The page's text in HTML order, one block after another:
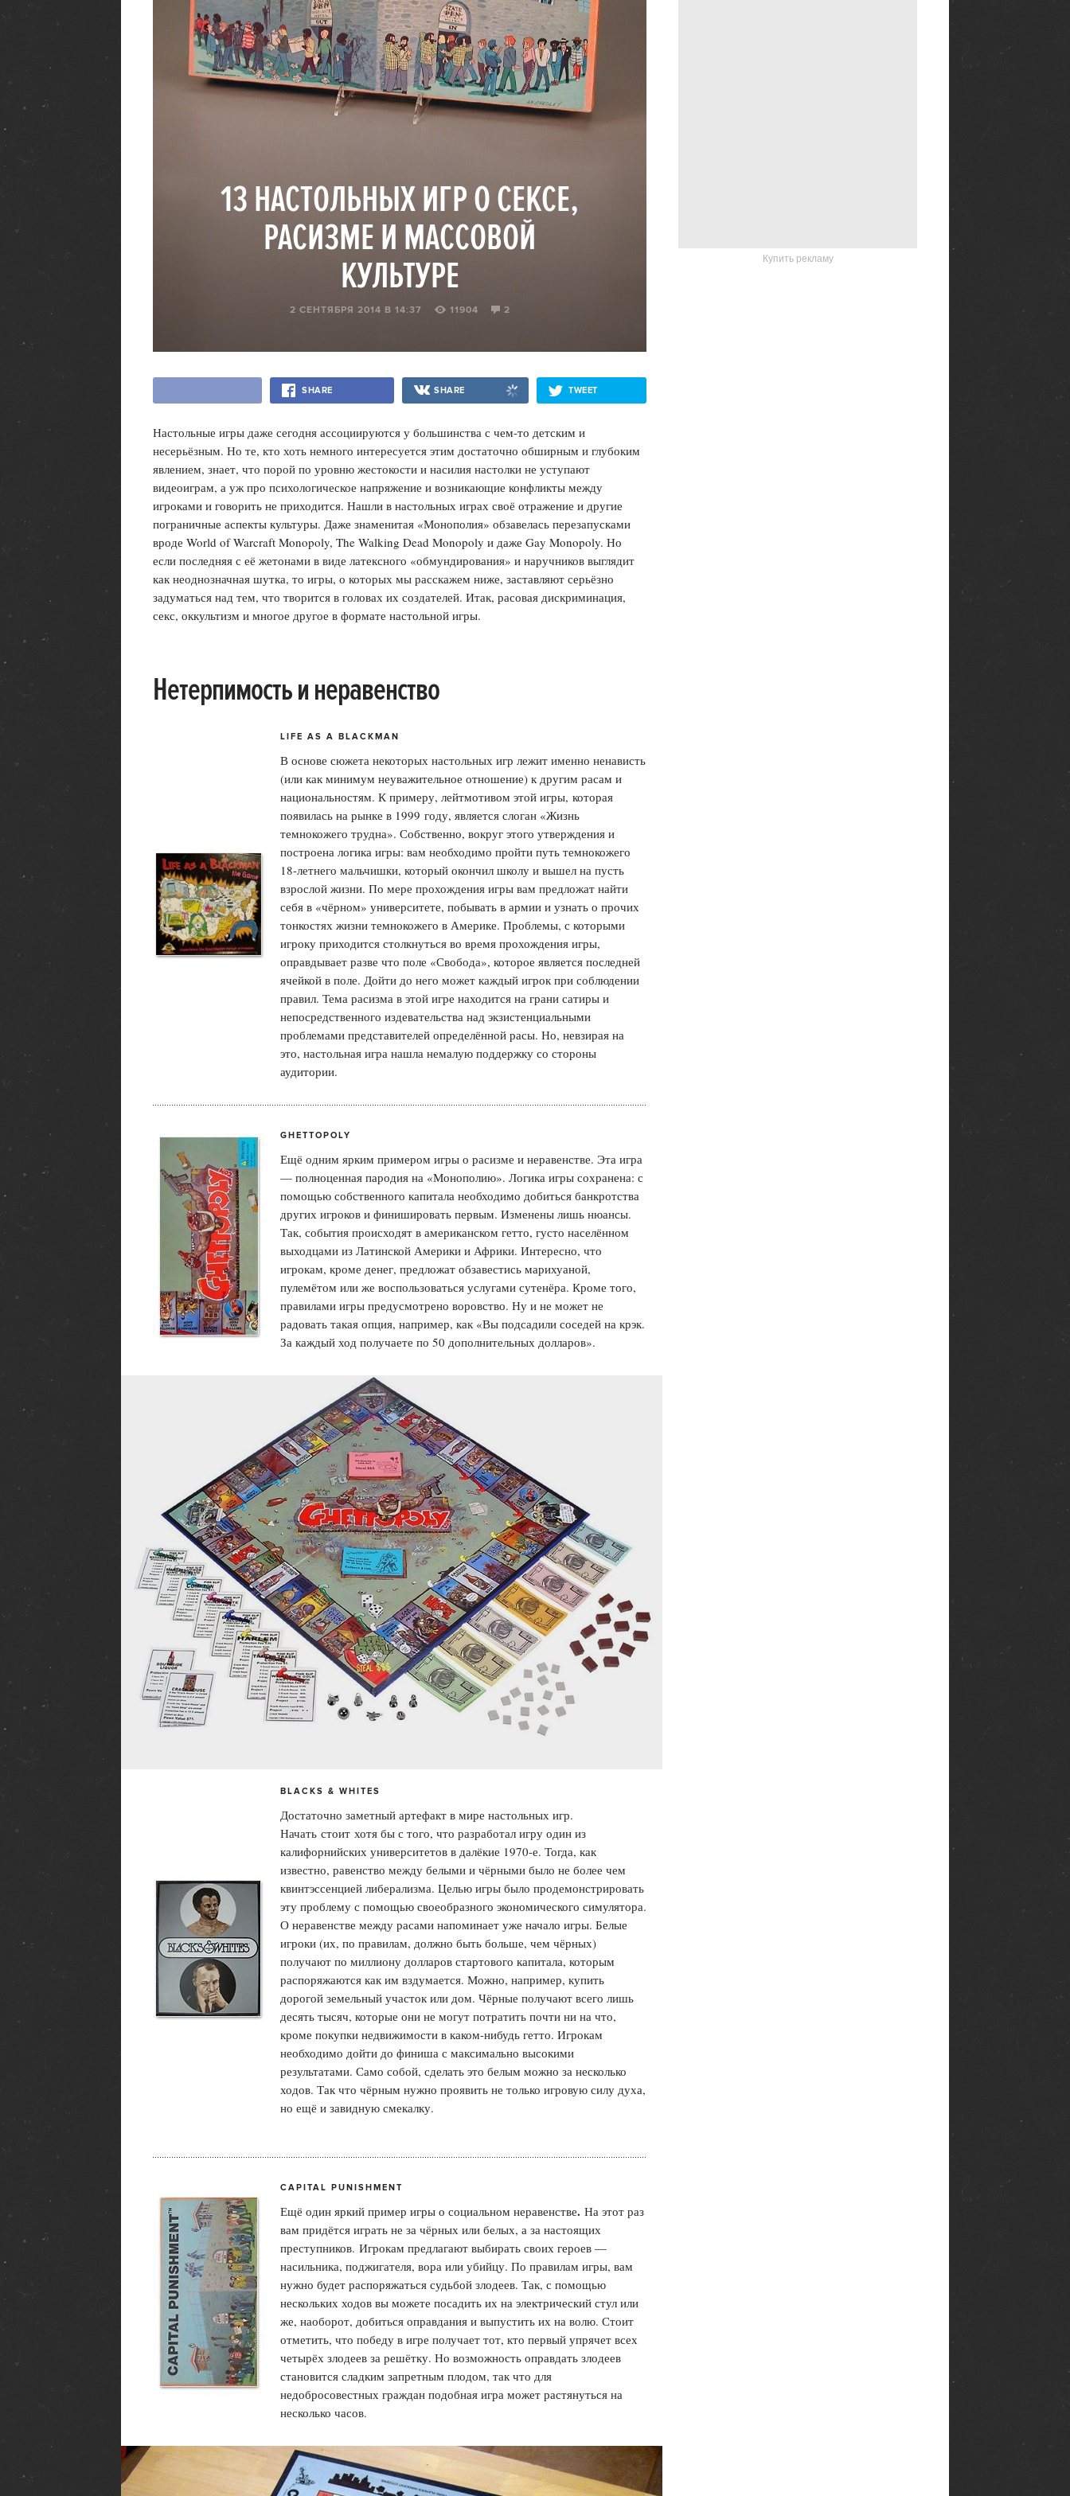
13 НАСТОЛЬНЫХ ИГР О СЕКСЕ,
РАСИЗМЕ И МАССОВОЙ
КУЛЬТУРЕ
2 СЕНТЯБРЯ 2014 В 14:37 11904 2
SHARE SHARE TWEET
Настольные игры даже сегодня ассоциируются у большинства с чем-то детским и
несерьёзным. Но те, кто хоть немного интересуется этим достаточно обширным и глубоким
явлением, знает, что порой по уровню жестокости и насилия настолки не уступают
видеоиграм, а уж про психологическое напряжение и возникающие конфликты между
игроками и говорить не приходится. Нашли в настольных играх своё отражение и другие
пограничные аспекты культуры. Даже знаменитая «Монополия» обзавелась перезапусками
вроде World of Warcraft Monopoly, The Walking Dead Monopoly и даже Gay Monopoly. Но
если последняя с её жетонами в виде латексного «обмундирования» и наручников выглядит
как неоднозначная шутка, то игры, о которых мы расскажем ниже, заставляют серьёзно
задуматься над тем, что творится в головах их создателей. Итак, расовая дискриминация,
секс, оккультизм и многое другое в формате настольной игры.
Нетерпимость и неравенство
LIFE AS A BLACKMAN
В основе сюжета некоторых настольных игр лежит именно ненависть
(или как минимум неуважительное отношение) к другим расам и
национальностям. К примеру, лейтмотивом этой игры, которая
появилась на рынке в 1999 году, является слоган «Жизнь
темнокожего трудна». Собственно, вокруг этого утверждения и
построена логика игры: вам необходимо пройти путь темнокожего
18-летнего мальчишки, который окончил школу и вышел на пусть
взрослой жизни. По мере прохождения игры вам предложат найти
себя в «чёрном» университете, побывать в армии и узнать о прочих
тонкостях жизни темнокожего в Америке. Проблемы, с которыми
игроку приходится столкнуться во время прохождения игры,
оправдывает разве что поле «Свобода», которое является последней
ячейкой в поле. Дойти до него может каждый игрок при соблюдении
правил. Тема расизма в этой игре находится на грани сатиры и
непосредственного издевательства над экзистенциальными
проблемами представителей определённой расы. Но, невзирая на
это, настольная игра нашла немалую поддержку со стороны
аудитории.
GHETTOPOLY
Ещё одним ярким примером игры о расизме и неравенстве. Эта игра
— полноценная пародия на «Монополию». Логика игры сохранена: с
помощью собственного капитала необходимо добиться банкротства
других игроков и финишировать первым. Изменены лишь нюансы.
Так, события происходят в американском гетто, густо населённом
выходцами из Латинской Америки и Африки. Интересно, что
игрокам, кроме денег, предложат обзавестись марихуаной,
пулемётом или же воспользоваться услугами сутенёра. Кроме того,
правилами игры предусмотрено воровство. Ну и не может не
радовать такая опция, например, как «Вы подсадили соседей на крэк.
За каждый ход получаете по 50 дополнительных долларов».
BLACKS & WHITES
Достаточно заметный артефакт в мире настольных игр.
Начать стоит хотя бы с того, что разработал игру один из
калифорнийских университетов в далёкие 1970-е. Тогда, как
известно, равенство между белыми и чёрными было не более чем
квинтэссенцией либерализма. Целью игры было продемонстрировать
эту проблему с помощью своеобразного экономического симулятора.
О неравенстве между расами напоминает уже начало игры. Белые
игроки (их, по правилам, должно быть больше, чем чёрных)
получают по миллиону долларов стартового капитала, которым
распоряжаются как им вздумается. Можно, например, купить
дорогой земельный участок или дом. Чёрные получают всего лишь
десять тысяч, которые они не могут потратить почти ни на что,
кроме покупки недвижимости в каком-нибудь гетто. Игрокам
необходимо дойти до финиша с максимально высокими
результатами. Само собой, сделать это белым можно за несколько
ходов. Так что чёрным нужно проявить не только игровую силу духа,
но ещё и завидную смекалку.
CAPITAL PUNISHMENT
Ещё один яркий пример игры о социальном неравенстве. На этот раз
вам придётся играть не за чёрных или белых, а за настоящих
преступников. Игрокам предлагают выбирать своих героев —
насильника, поджигателя, вора или убийцу. По правилам игры, вам
нужно будет распоряжаться судьбой злодеев. Так, с помощью
нескольких ходов вы можете посадить их на электрический стул или
же, наоборот, добиться оправдания и выпустить их на волю. Стоит
отметить, что победу в игре получает тот, кто первый упрячет всех
четырёх злодеев за решётку. Но возможность оправдать злодеев
становится сладким запретным плодом, так что для
недобросовестных граждан подобная игра может растянуться на
несколько часов.
Купить рекламу